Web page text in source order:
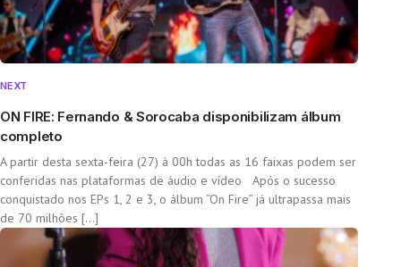
NEXT
ON FIRE: Fernando & Sorocaba disponibilizam álbum
completo
A partir desta sexta-feira (27) à 00h todas as 16 faixas podem ser
conferidas nas plataformas de áudio e vídeo Após o sucesso
conquistado nos EPs 1, 2 e 3, o álbum “On Fire” já ultrapassa mais
de 70 milhões […]